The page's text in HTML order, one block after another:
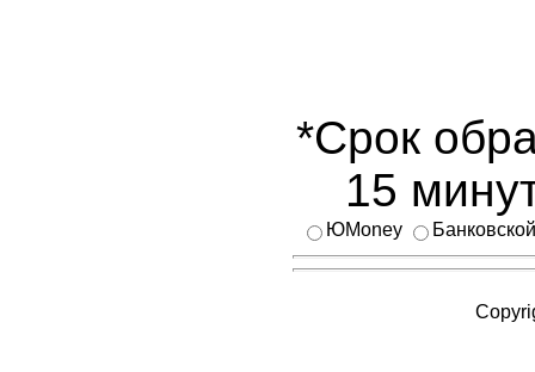
*Срок
15
ЮMoney